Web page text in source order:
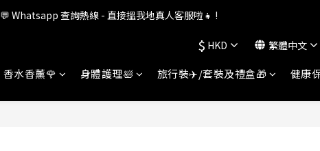
會員權益升級中✨ 新福利即將公布💝敬請期待2026!
💬 Whatsapp 查詢熱線 - 直接搵我地真人客服啦👧 !
會員權益升級中✨ 新福利即將公布💝敬請期待2026!
$ HKD 繁體中文
香水香薰🌹 身體護理🛀 旅行裝✈️/套裝及禮盒🎁 健康